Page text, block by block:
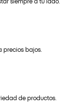
precios bajos.
de productos.